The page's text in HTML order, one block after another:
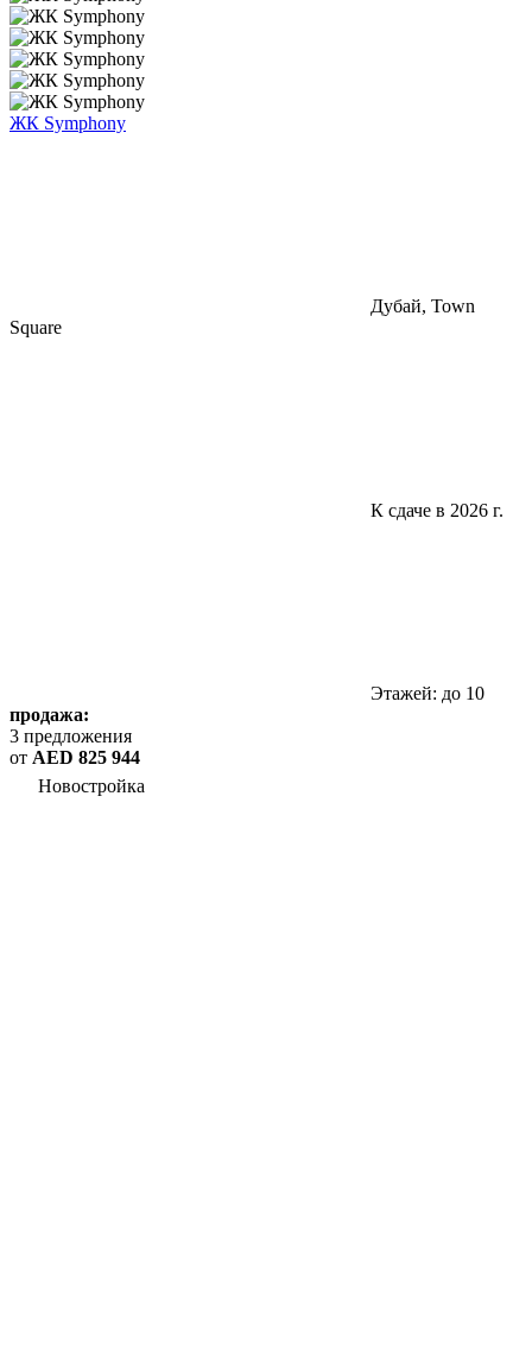
ЖК Symphony
Дубай, Town
Square
К сдаче в 2026 г.
Этажей: до 10
продажа:
3 предложения
от AED 825 944
Новостройка